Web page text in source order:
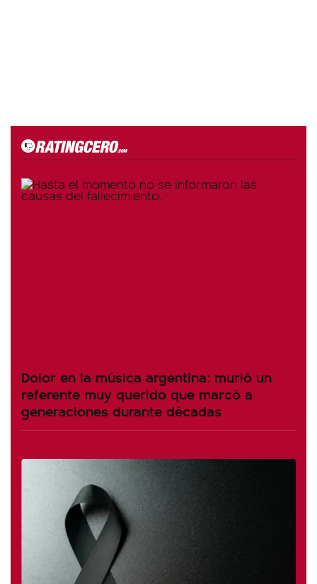
Dolor en la música argentina: murió un
referente muy querido que marcó a
generaciones durante décadas